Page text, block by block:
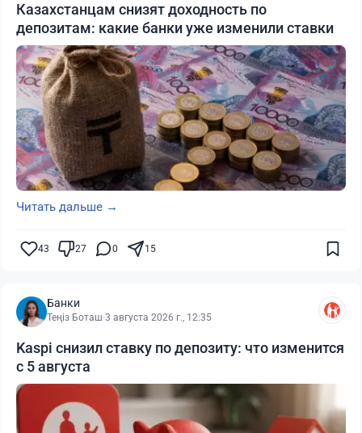
Казахстанцам снизят доходность по
депозитам: какие банки уже изменили ставки
Читать дальше →
43 27 0 15
Банки
Теңіз Боташ·3 августа 2026 г., 12:35
Kaspi снизил ставку по депозиту: что изменится
с 5 августа